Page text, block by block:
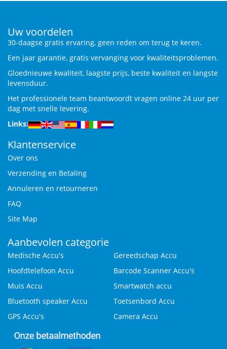
Uw voordelen
30-daagse gratis ervaring, geen reden om terug te keren.
Een jaar garantie, gratis vervanging voor kwaliteitsproblemen.
Gloednieuwe kwaliteit, laagste prijs, beste kwaliteit en langste
levensduur.
Het professionele team beantwoordt vragen online 24 uur per
dag met snelle levering.
Links:
Klantenservice
Over ons
Verzending en Betaling
Annuleren en retourneren
FAQ
Site Map
Aanbevolen categorie
Medische Accu's
Gereedschap Accu
Hoofdtelefoon Accu
Barcode Scanner Accu's
Muis Accu
Smartwatch accu
Bluetooth speaker Accu
Toetsenbord Accu
GPS Accu's
Camera Accu